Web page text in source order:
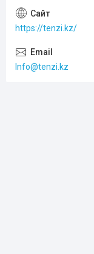
https://tenzi.kz/
Info@tenzi.kz